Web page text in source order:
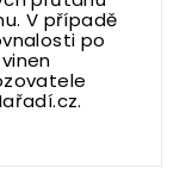
V případě
po